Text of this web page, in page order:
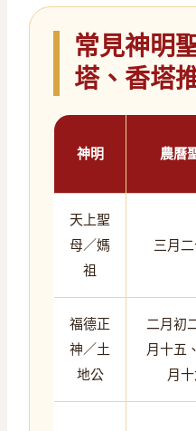
常見神明
塔、香塔
神明 農曆
天上聖
母／媽
祖
三月
福德正
神／土
地公
二月初
月十五
月